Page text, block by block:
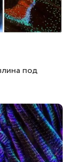
под